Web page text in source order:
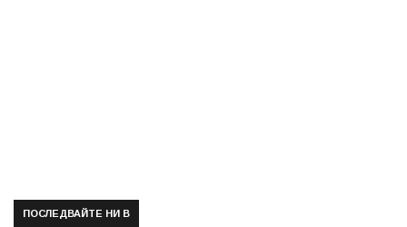
ПОСЛЕДВАЙТЕ НИ В